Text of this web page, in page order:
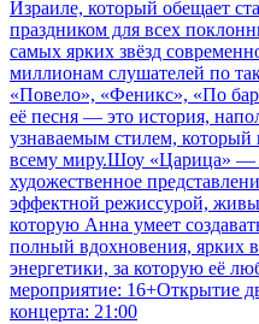
Израиле, который обещает
праздником для всех
самых ярких звёзд
миллионам слушателей по
«Повело», «Феникс», «По
её песня — это история,
узнаваемым стилем, который
всему миру.Шоу «Царица» —
художественное
эффектной режиссурой,
которую Анна умеет
полный вдохновения, ярких
энергетики, за которую её
мероприятие: 16+Открытие
концерта: 21:00